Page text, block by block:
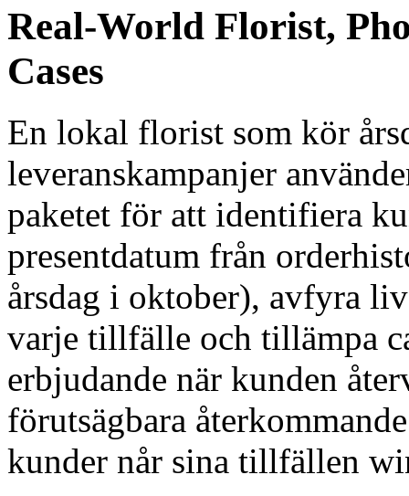
Real-World Florist,
Cases
En lokal florist som kör
leveranskampanjer
paketet för att identifiera
presentdatum från
årsdag i oktober), avfyra
varje tillfälle och tillämpa
erbjudande när kunden
förutsägbara
kunder når sina tillfällen